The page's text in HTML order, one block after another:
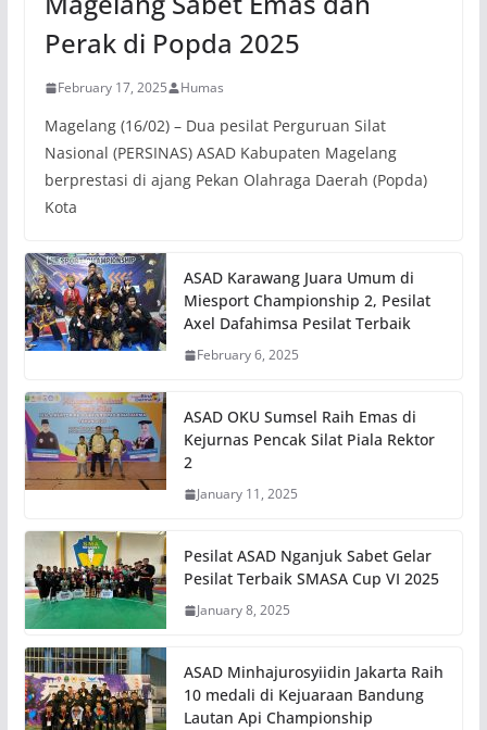
Perak di Popda 2025
February 17, 2025 Humas
Magelang (16/02) – Dua pesilat Perguruan Silat
Nasional (PERSINAS) ASAD Kabupaten Magelang
berprestasi di ajang Pekan Olahraga Daerah (Popda)
Kota
ASAD Karawang Juara Umum di
Miesport Championship 2, Pesilat
Axel Dafahimsa Pesilat Terbaik
February 6, 2025
ASAD OKU Sumsel Raih Emas di
Kejurnas Pencak Silat Piala Rektor
2
January 11, 2025
Pesilat ASAD Nganjuk Sabet Gelar
Pesilat Terbaik SMASA Cup VI 2025
January 8, 2025
ASAD Minhajurosyiidin Jakarta Raih
10 medali di Kejuaraan Bandung
Lautan Api Championship